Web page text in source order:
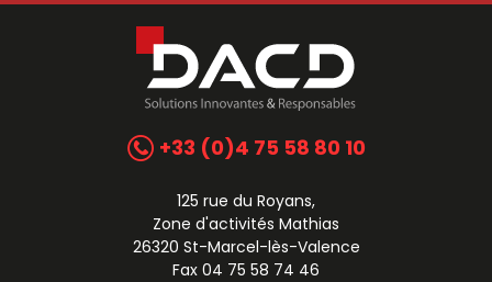
+33 (0)4 75 58 80 10
125 rue du Royans,
Zone d'activités Mathias
26320 St-Marcel-lès-Valence
Fax 04 75 58 74 46